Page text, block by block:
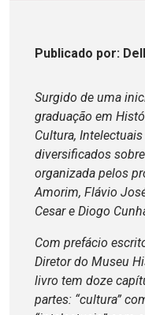
Publicado por:
Surgido de uma
graduação em
Cultura,
diversificados
organizada pelos
Amorim, Flávio
Cesar e Diogo
Com prefácio
Diretor do Museu
livro tem doze
partes: “cultura”